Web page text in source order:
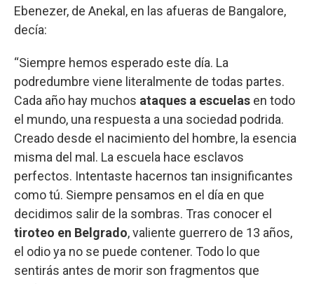
Ebenezer, de Anekal, en las afueras de Bangalore,
decía:
“Siempre hemos esperado este día. La
podredumbre viene literalmente de todas partes.
Cada año hay muchos ataques a escuelas en todo
el mundo, una respuesta a una sociedad podrida.
Creado desde el nacimiento del hombre, la esencia
misma del mal. La escuela hace esclavos
perfectos. Intentaste hacernos tan insignificantes
como tú. Siempre pensamos en el día en que
decidimos salir de la sombras. Tras conocer el
tiroteo en Belgrado, valiente guerrero de 13 años,
el odio ya no se puede contener. Todo lo que
sentirás antes de morir son fragmentos que